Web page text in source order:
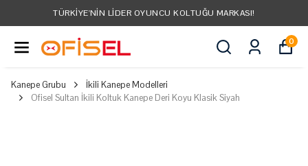
TÜRKIYE'NIN LIDER OYUNCU KOLTUĞU MARKASI!
0
Kanepe Grubu
İkili Kanepe Modelleri
Ofisel Sultan İkili Koltuk Kanepe Deri Koyu Klasik Siyah